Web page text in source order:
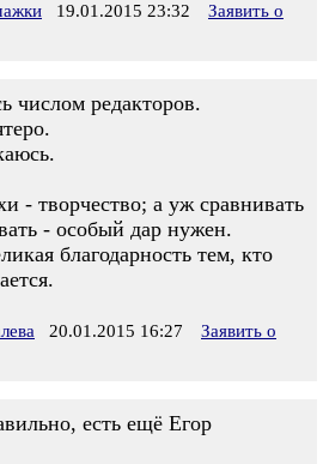
19.01.2015 23:32
Заявить о
числом редакторов.
- творчество; а уж сравнивать
- особый дар нужен.
благодарность тем, кто
20.01.2015 16:27
Заявить о
есть ещё Егор